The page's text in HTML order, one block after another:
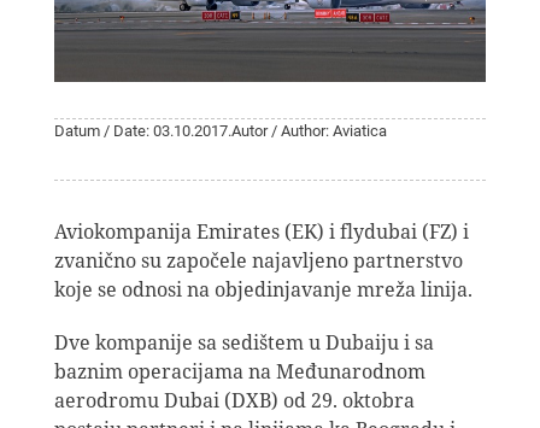
Datum / Date: 03.10.2017.Autor / Author: Aviatica
Aviokompanija Emirates (EK) i flydubai (FZ) i
zvanično su započele najavljeno partnerstvo
koje se odnosi na objedinjavanje mreža linija.
Dve kompanije sa sedištem u Dubaiju i sa
baznim operacijama na Međunarodnom
aerodromu Dubai (DXB) od 29. oktobra